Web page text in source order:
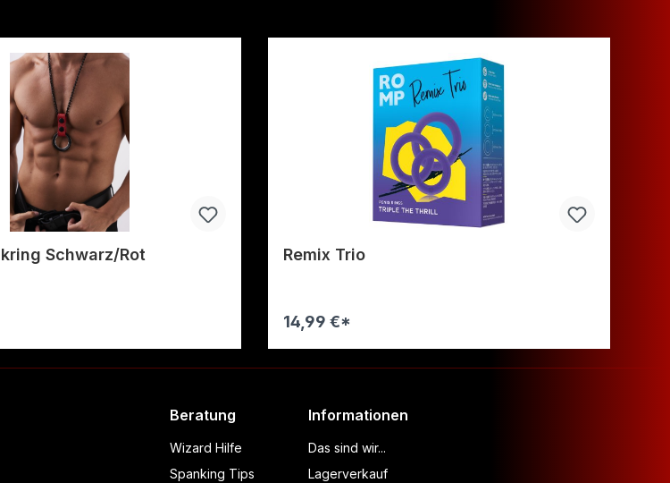
Schwarz/Rot Remix Trio
14,99 €*
Beratung
Wizard Hilfe
Spanking Tips
Informationen
Das sind wir...
Lagerverkauf